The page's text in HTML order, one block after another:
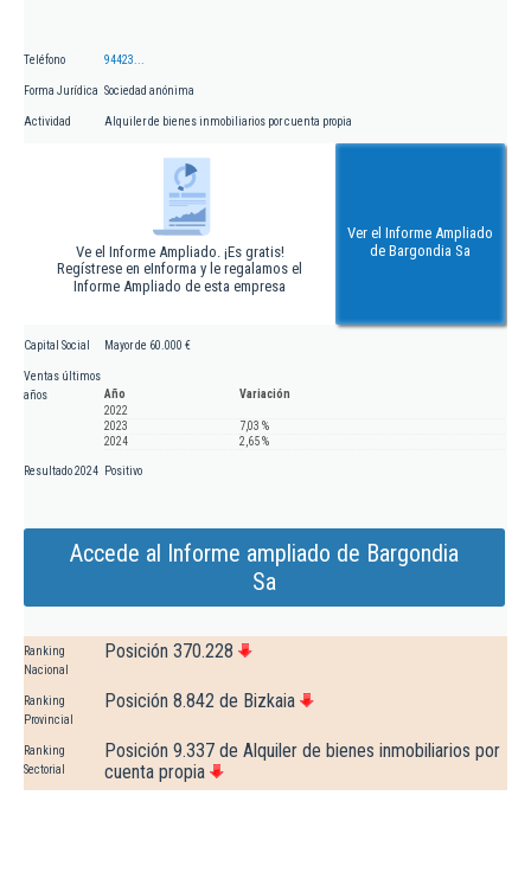
Teléfono 94423...
Forma Jurídica Sociedad anónima
Actividad Alquiler de bienes inmobiliarios por cuenta propia
Ve el Informe Ampliado. ¡Es gratis!
Regístrese en eInforma y le regalamos el
Informe Ampliado de esta empresa
Ver el Informe Ampliado
de Bargondia Sa
Capital Social Mayor de 60.000 €
Ventas últimos
años
Año
Variación
2022
2023
7,03 %
2024
2,65 %
Resultado 2024 Positivo
Accede al Informe ampliado de Bargondia
Sa
Ranking
Nacional
Posición 370.228
Ranking
Provincial
Posición 8.842 de Bizkaia
Ranking
Sectorial
Posición 9.337 de Alquiler de bienes inmobiliarios por
cuenta propia